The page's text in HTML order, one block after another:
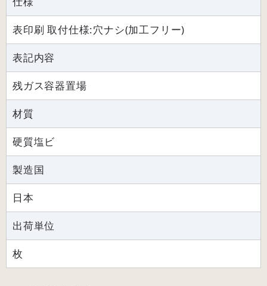
表印刷 取付仕様:穴ナシ(加工フリー)
表記内容
残ガス容器置場
材質
硬質塩ビ
製造国
日本
出荷単位
枚